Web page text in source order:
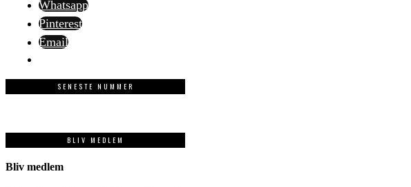
Whatsapp
Pinterest
Email
SENESTE NUMMER
BLIV MEDLEM
Bliv medlem